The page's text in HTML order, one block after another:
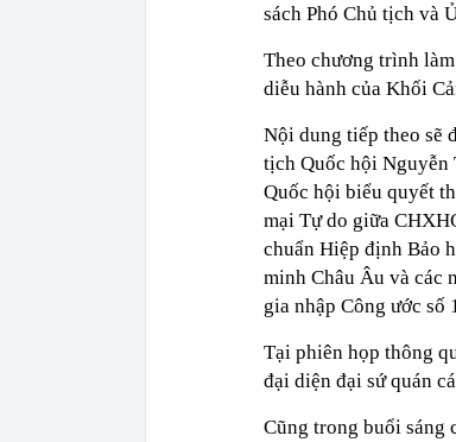
sách Phó Chủ tịch và
Theo chương trình
diễu hành của Khối
Nội dung tiếp theo sẽ
tịch Quốc hội Nguyễn
Quốc hội biểu quyết
mại Tự do giữa
chuẩn Hiệp định Bảo
minh Châu Âu và các
gia nhập Công ước số
Tại phiên họp thông
đại diện đại sứ quán
Cũng trong buổi sáng